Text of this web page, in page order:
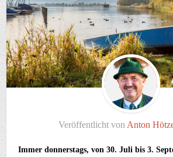
Veröffentlicht von Anton
Immer donnerstags, von 30. Juli bis 3.